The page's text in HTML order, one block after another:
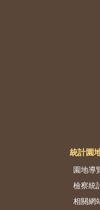
統計園
園地導
檢察統
相關網